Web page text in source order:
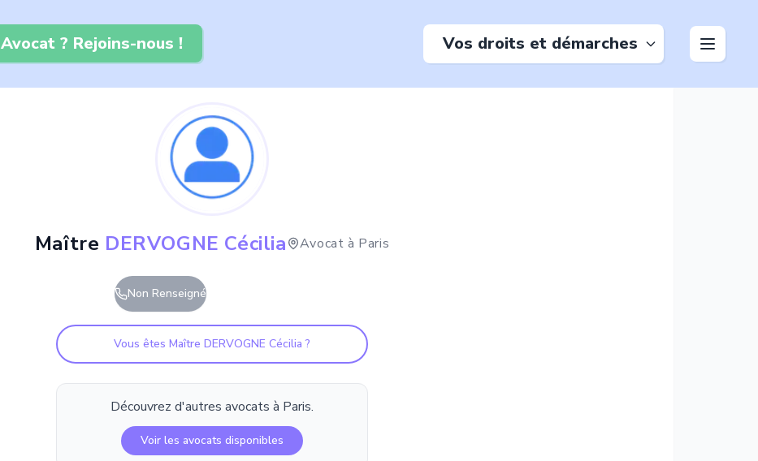
Avocat ? Rejoins-nous ! Vos droits et démarches
Maître DERVOGNE Cécilia Avocat à Paris
Non Renseigné
Vous êtes Maître DERVOGNE Cécilia ?
Découvrez d'autres avocats à Paris.
Voir les avocats disponibles